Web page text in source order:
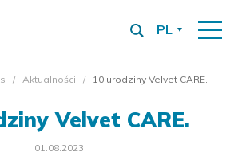
PL
Aktualności 10 urodziny Velvet CARE.
Velvet CARE.
01.08.2023